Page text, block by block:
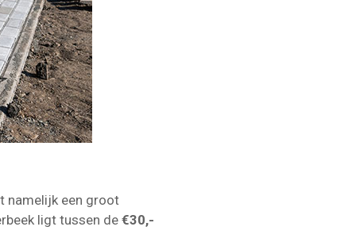
namelijk een groot
ligt tussen de €30,-